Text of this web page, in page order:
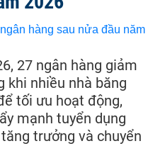
27 ngân hàng giảm
khi nhiều nhà băng
tối ưu hoạt động,
mạnh tuyển dụng
trưởng và chuyển